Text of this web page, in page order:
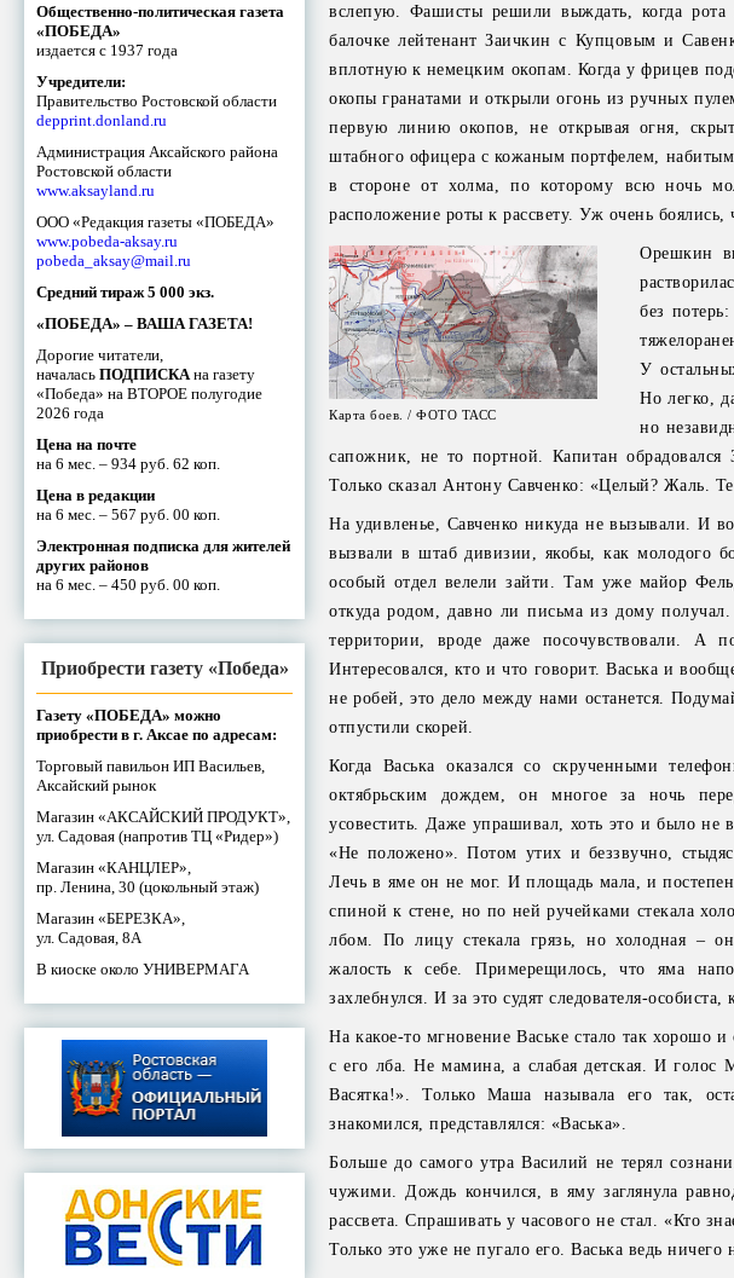
Общественно-политическая газета
«ПОБЕДА»
издается с 1937 года
Учредители:
Правительство Ростовской области
depprint.donland.ru
Администрация Аксайского района
Ростовской области
www.aksayland.ru
ООО «Редакция газеты «ПОБЕДА»
www.pobeda-aksay.ru
pobeda_aksay@mail.ru
Средний тираж 5 000 экз.
«ПОБЕДА» – ВАША ГАЗЕТА!
Дорогие читатели,
началась ПОДПИСКА на газету
«Победа» на ВТОРОЕ полугодие
2026 года
Цена на почте
на 6 мес. – 934 руб. 62 коп.
Цена в редакции
на 6 мес. – 567 руб. 00 коп.
Электронная подписка для жителей
других районов
на 6 мес. – 450 руб. 00 коп.
Приобрести газету «Победа»
Газету «ПОБЕДА» можно
приобрести в г. Аксае по адресам:
Торговый павильон ИП Васильев,
Аксайский рынок
Магазин «АКСАЙСКИЙ ПРОДУКТ»,
ул. Садовая (напротив ТЦ «Ридер»)
Магазин «КАНЦЛЕР»,
пр. Ленина, 30 (цокольный этаж)
Магазин «БЕРЕЗКА»,
ул. Садовая, 8А
В киоске около УНИВЕРМАГА
вслепую. Фашисты решили выждать, когда
балочке лейтенант Заичкин с Купцовым и
вплотную к немецким окопам. Когда у фрицев
окопы гранатами и открыли огонь из ручных
первую линию окопов, не открывая огня,
штабного офицера с кожаным портфелем,
в стороне от холма, по которому всю ночь
расположение роты к рассвету. Уж очень
Карта боев. / ФОТО ТАСС
Орешкин
без
У
Но легко,
но
сапожник, не то портной. Капитан
Только сказал Антону Савченко: «Целый? Жаль.
На удивленье, Савченко никуда не вызывали. И
вызвали в штаб дивизии, якобы, как молодого
особый отдел велели зайти. Там уже майор
откуда родом, давно ли письма из дому
территории, вроде даже посочувствовали. А
Интересовался, кто и что говорит. Васька и
не робей, это дело между нами останется.
отпустили скорей.
Когда Васька оказался со скрученными
октябрьским дождем, он многое за ночь
усовестить. Даже упрашивал, хоть это и было не
«Не положено». Потом утих и беззвучно,
Лечь в яме он не мог. И площадь мала, и
спиной к стене, но по ней ручейками стекала
лбом. По лицу стекала грязь, но холодная –
жалость к себе. Примерещилось, что яма
захлебнулся. И за это судят следователя-
На какое-то мгновение Ваське стало так хорошо
с его лба. Не мамина, а слабая детская. И
Васятка!». Только Маша называла его так,
знакомился, представлялся: «Васька».
Больше до самого утра Василий не терял
чужими. Дождь кончился, в яму заглянула
рассвета. Спрашивать у часового не стал. «Кто
Только это уже не пугало его. Васька ведь